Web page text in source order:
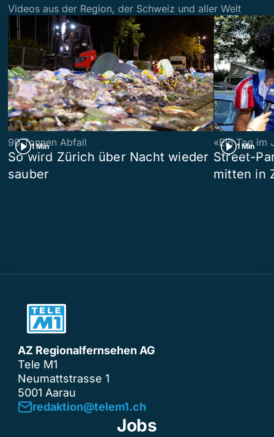
Videos aus der Region, der Schweiz und aller Welt
1 Min
90 Tonnen Abfall
So wird Zürich über Nacht wieder
sauber
1 Min
«Ein Tag im
Street-
mitten in
AZ Regionalfernsehen AG
Tele M1
Neumattstrasse 1
5001 Aarau
redaktion@telem1.ch
Jobs